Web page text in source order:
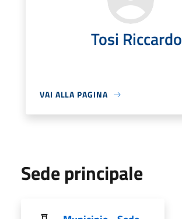
Tosi Riccardo
VAI ALLA PAGINA
Sede principale